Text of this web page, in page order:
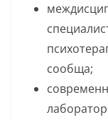
сообща;